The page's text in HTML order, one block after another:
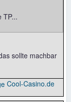
TP...
sollte machbar
Cool-Casino.de